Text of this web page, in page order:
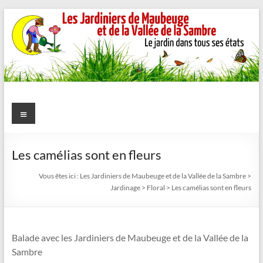
au
contenu
Les
de
Maubeuge
la
Menu
Les camélias sont en fleurs
Vous êtes ici : Les Jardiniers de Maubeuge et de la Vallée de la Sambre >
Jardinage > Floral > Les camélias sont en fleurs
Balade avec les Jardiniers de Maubeuge et de la Vallée de la
Sambre